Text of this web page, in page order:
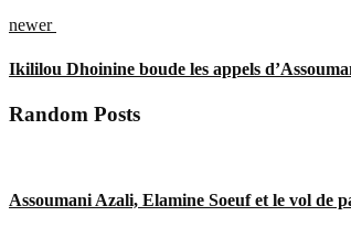
newer
Ikililou Dhoinine boude les appels
Random Posts
Assoumani Azali, Elamine Soeuf et le vol de